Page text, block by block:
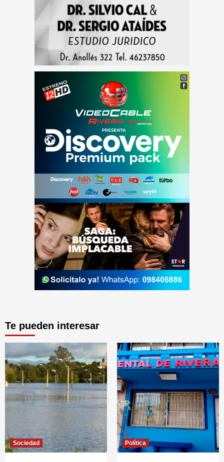
Te pueden interesar
Sociedad Política